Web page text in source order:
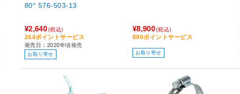
80° 576-503-13
¥2,640(税込)
264ポイントサービス
発売日：2020年頃発売
お取り寄せ
¥8,900(税込)
890ポイントサービス
お取り寄せ